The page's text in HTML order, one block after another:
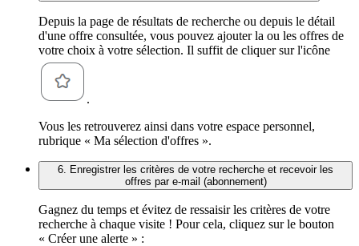
Depuis la page de résultats de recherche ou depuis le détail
d'une offre consultée, vous pouvez ajouter la ou les offres de
votre choix à votre sélection. Il suffit de cliquer sur l'icône
.
Vous les retrouverez ainsi dans votre espace personnel,
rubrique « Ma sélection d'offres ».
6. Enregistrer les critères de votre recherche et recevoir les
offres par e-mail (abonnement)
Gagnez du temps et évitez de ressaisir les critères de votre
recherche à chaque visite ! Pour cela, cliquez sur le bouton
« Créer une alerte » :